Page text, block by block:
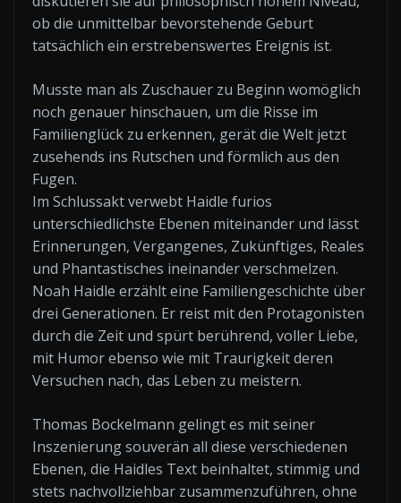
ob die unmittelbar bevorstehende Geburt
tatsächlich ein erstrebenswertes Ereignis ist.
Musste man als Zuschauer zu Beginn womöglich
noch genauer hinschauen, um die Risse im
Familienglück zu erkennen, gerät die Welt jetzt
zusehends ins Rutschen und förmlich aus den
Fugen.
Im Schlussakt verwebt Haidle furios
unterschiedlichste Ebenen miteinander und lässt
Erinnerungen, Vergangenes, Zukünftiges, Reales
und Phantastisches ineinander verschmelzen.
Noah Haidle erzählt eine Familiengeschichte über
drei Generationen. Er reist mit den Protagonisten
durch die Zeit und spürt berührend, voller Liebe,
mit Humor ebenso wie mit Traurigkeit deren
Versuchen nach, das Leben zu meistern.
Thomas Bockelmann gelingt es mit seiner
Inszenierung souverän all diese verschiedenen
Ebenen, die Haidles Text beinhaltet, stimmig und
stets nachvollziehbar zusammenzuführen, ohne